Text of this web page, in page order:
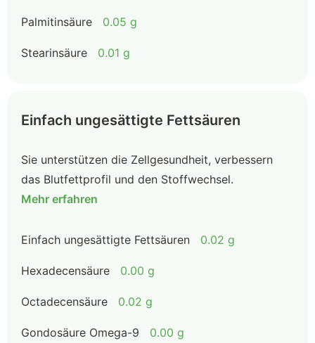
Palmitinsäure 0.05 g
Stearinsäure 0.01 g
Einfach ungesättigte Fettsäuren
Sie unterstützen die Zellgesundheit, verbessern
das Blutfettprofil und den Stoffwechsel.
Mehr erfahren
Einfach ungesättigte Fettsäuren 0.02 g
Hexadecensäure 0.00 g
Octadecensäure 0.02 g
Gondosäure Omega-9 0.00 g